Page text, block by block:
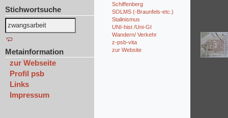
Stichwortsuche
Metainformation
zur Webseite
Profil psb
Links
Impressum
Schiffenberg
SOLMS (-Braunfels-etc.)
Stalinismus
UNI-hist /Uni-GI
Wandern/ Verkehr
z-psb-vita
zur Website